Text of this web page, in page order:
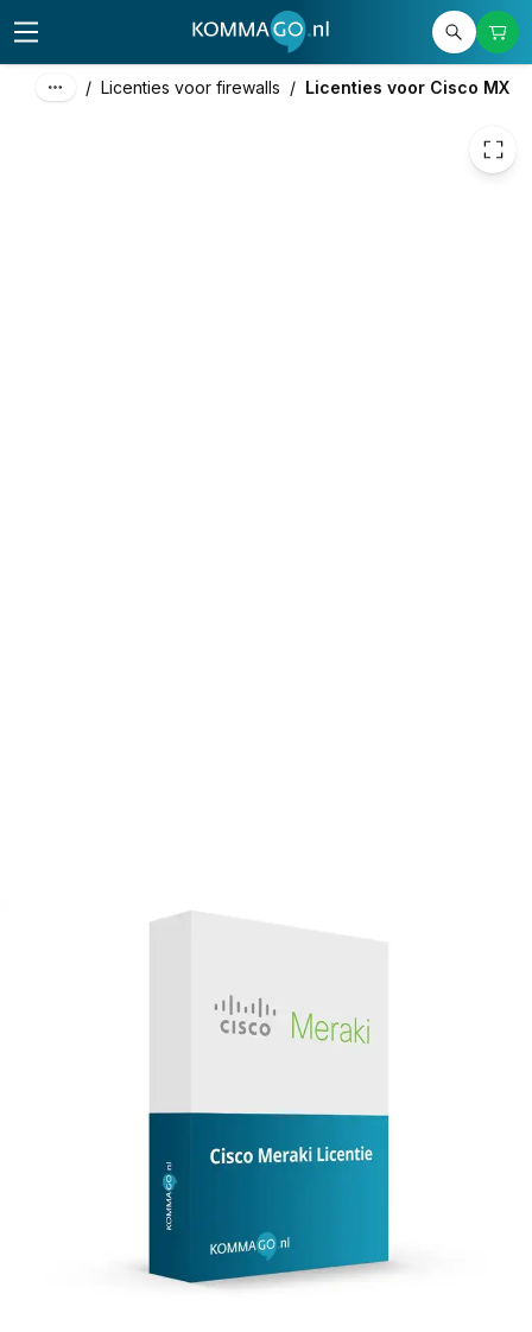
/ Licenties voor firewalls / Licenties voor Cisco MX